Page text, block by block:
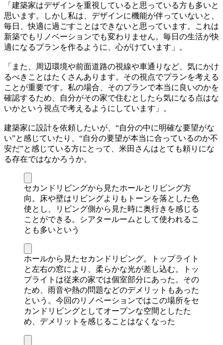
「建築家はデザインを重視していると思っている方も多いと
思います。しかし私は、デザインに機能が伴っていないと、
毎日、快適に過ごすことはできないと思っています。これは
新築でもリノベーションでも変わりません。毎日の生活が快
適になるプランを作るように、心がけています」。
「また、周辺環境や前面道路の視線や車通りなど、気にかけ
るべきことはたくさんあります。その視点でプランを考える
ことが重要です。私の場合、そのプランで本当に良いのかを
確認するため、自分がその家で住むとしたら気になる点はな
いかという視点で考えるようにしています」。
建築家に設計を依頼したいが、“自分の中に明確な要望がな
い”と感じていたり、“自分の要望が本当に合っているのか不
安だ”と感じている方にとって、米田さんはとても頼りにな
る存在ではなかろうか。
セカンドリビングから見たホールとリビング方
向。床や壁はリビングよりもトーンを落とした色
使とし、リビング側から見た時に奥行きを感じる
ことができる。シアタールームとして使われるこ
とも多いという
ホールから見たセカンドリビング。トップライト
と左右の窓により、柔らかな光が差し込む。トッ
プライトは従来の家では個室部分にあった。その
ため、雨音や熱の問題などのデメリットもあった
という。今回のリノベーションではこの場所をセ
カンドリビングとしてオープンな空間としたた
め、デメリットを感じることはなくなった